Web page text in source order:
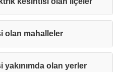
olan mahalleler
yakınımda olan yerler